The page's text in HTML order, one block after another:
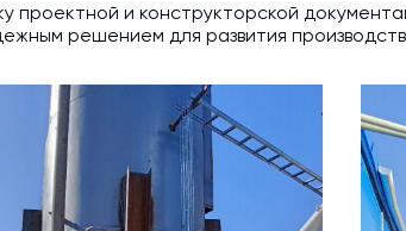
и конструкторской
решением для развития